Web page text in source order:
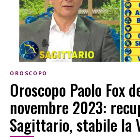
OROSCOPO
Oroscopo Paolo Fox
novembre 2023:
Sagittario, stabile la